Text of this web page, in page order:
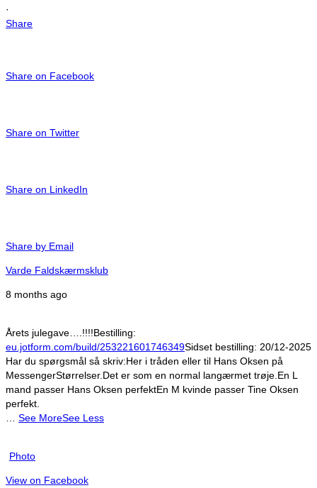
·
Share
Share on Facebook
Share on Twitter
Share on LinkedIn
Share by Email
Varde Faldskærmsklub
8 months ago
Årets julegave….!!!!Bestilling:
eu.jotform.com/build/253221601746349Sidset bestilling: 20/12-2025
Har du spørgsmål så skriv:Her i tråden eller til Hans Oksen på
MessengerStørrelser. Det er som en normal langærmet trøje. En L
mand passer Hans Oksen perfektEn M kvinde passer Tine Oksen
perfekt.
See MoreSee Less
Photo
View on Facebook